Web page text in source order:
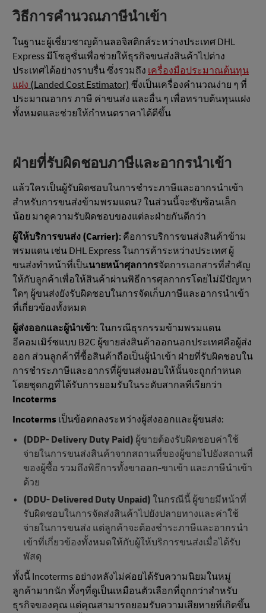
วิธีการคำนวณภาษีนำเข้า
ในฐานะผู้เชี่ยวชาญด้านลอจิสติกส์ระหว่างประเทศ DHL
Express มีโซลูชั่นเพื่อช่วยให้ธุรกิจขนส่งสินค้าไปต่าง
ประเทศได้อย่างราบรื่น ซึ่งรวมถึง เครื่องมือประมาณต้นทุน
แฝง (Landed Cost Estimator) ซึ่งเป็นเครื่องคำนวณง่าย ๆ ที่
ประมาณอากร ภาษี ค่าขนส่ง และอื่น ๆ เพื่อทราบต้นทุนแฝง
ทั้งหมดและช่วยให้กำหนดราคาได้ดีขึ้น
ฝ่ายที่รับผิดชอบภาษีและอากรนำเข้า
แล้วใครเป็นผู้รับผิดชอบในการชำระภาษีและอากรนำเข้า
สำหรับการขนส่งข้ามพรมแดน? ในส่วนนี้จะซับซ้อนเล็ก
น้อย มาดูความรับผิดชอบของแต่ละฝ่ายกันดีกว่า
ผู้ให้บริการขนส่ง (Carrier): คือการบริการขนส่งสินค้าข้าม
พรมแดน เช่น DHL Express ในการค้าระหว่างประเทศ ผู้
ขนส่งทำหน้าที่เป็นนายหน้าศุลกากรจัดการเอกสารที่สำคัญ
ให้กับลูกค้าเพื่อให้สินค้าผ่านพิธีการศุลกากรโดยไม่มีปัญหา
ใดๆ ผู้ขนส่งยังรับผิดชอบในการจัดเก็บภาษีและอากรนำเข้า
ที่เกี่ยวข้องทั้งหมด
ผู้ส่งออกและผู้นำเข้า: ในกรณีธุรกรรมข้ามพรมแดน
อีคอมเมิร์ซแบบ B2C ผู้ขายส่งสินค้าออกนอกประเทศคือผู้ส่ง
ออก ส่วนลูกค้าที่ซื้อสินค้าถือเป็นผู้นำเข้า ฝ่ายที่รับผิดชอบใน
การชำระภาษีและอากรที่ผู้ขนส่งมอบให้นั้นจะถูกกำหนด
โดยชุดกฎที่ได้รับการยอมรับในระดับสากลที่เรียกว่า
Incoterms
Incoterms เป็นข้อตกลงระหว่างผู้ส่งออกและผู้ขนส่ง:
(DDP- Delivery Duty Paid) ผู้ขายต้องรับผิดชอบค่าใช้
จ่ายในการขนส่งสินค้าจากสถานที่ของผู้ขายไปยังสถานที่
ของผู้ซื้อ รวมถึงพิธีการทั้งขาออก-ขาเข้า และภาษีนำเข้า
ด้วย
(DDU- Delivered Duty Unpaid) ในกรณีนี้ ผู้ขายมีหน้าที่
รับผิดชอบในการจัดส่งสินค้าไปยังปลายทางและค่าใช้
จ่ายในการขนส่ง แต่ลูกค้าจะต้องชำระภาษีและอากรนำ
เข้าที่เกี่ยวข้องทั้งหมดให้กับผู้ให้บริการขนส่งเมื่อได้รับ
พัสดุ
ทั้งนี้ Incoterms อย่างหลังไม่ค่อยได้รับความนิยมในหมู่
ลูกค้ามากนัก ทั้งๆที่ดูเป็นเหมือนตัวเลือกที่ถูกกว่าสำหรับ
ธุรกิจของคุณ แต่คุณสามารถยอมรับความเสียหายที่เกิดขึ้น